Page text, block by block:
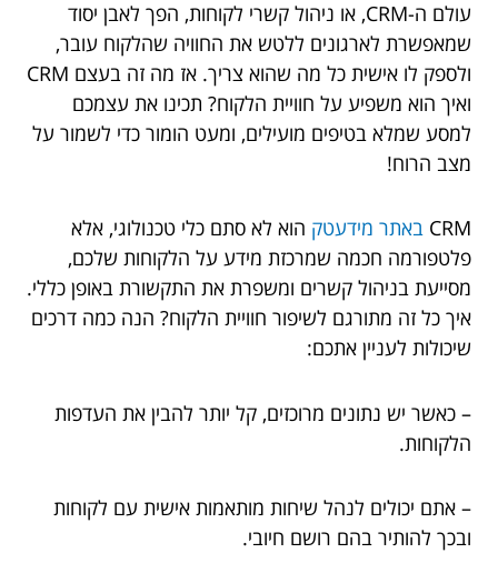
עולם ה-CRM, או ניהול קשרי לקוחות, הפך לאבן יסוד
שמאפשרת לארגונים ללטש את החוויה שהלקוח עובר,
ולספק לו אישית כל מה שהוא צריך. אז מה זה בעצם CRM
ואיך הוא משפיע על חוויית הלקוח? תכינו את עצמכם
למסע שמלא בטיפים מועילים, ומעט הומור כדי לשמור על
מצב הרוח!
CRM באתר מידעטק הוא לא סתם כלי טכנולוגי, אלא
פלטפורמה חכמה שמרכזת מידע על הלקוחות שלכם,
מסייעת בניהול קשרים ומשפרת את התקשורת באופן כללי.
איך כל זה מתורגם לשיפור חוויית הלקוח? הנה כמה דרכים
שיכולות לעניין אתכם:
– כאשר יש נתונים מרוכזים, קל יותר להבין את העדפות
הלקוחות.
– אתם יכולים לנהל שיחות מותאמות אישית עם לקוחות
ובכך להותיר בהם רושם חיובי.